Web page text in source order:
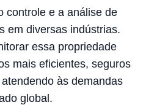
controle e a análise de
em diversas indústrias.
essa propriedade
mais eficientes, seguros
às demandas
global.